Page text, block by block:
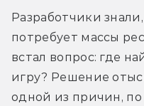
Разработчики
потребует массы
встал вопрос: где
игру? Решение
одной из причин,